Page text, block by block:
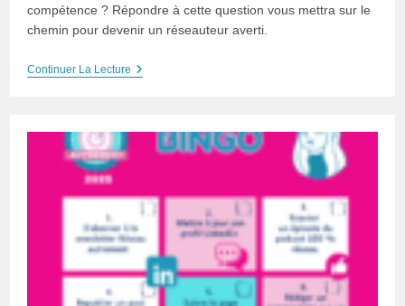
compétence ? Répondre à cette question vous mettra sur le
chemin pour devenir un réseauteur averti.
Continuer La LecturePodcast
Réseau
N’est
Pas
Naturel